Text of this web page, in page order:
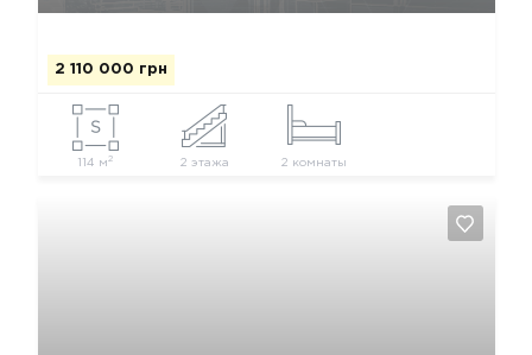
2 110 000 грн
114 м 2 2 этажа 2 комнаты